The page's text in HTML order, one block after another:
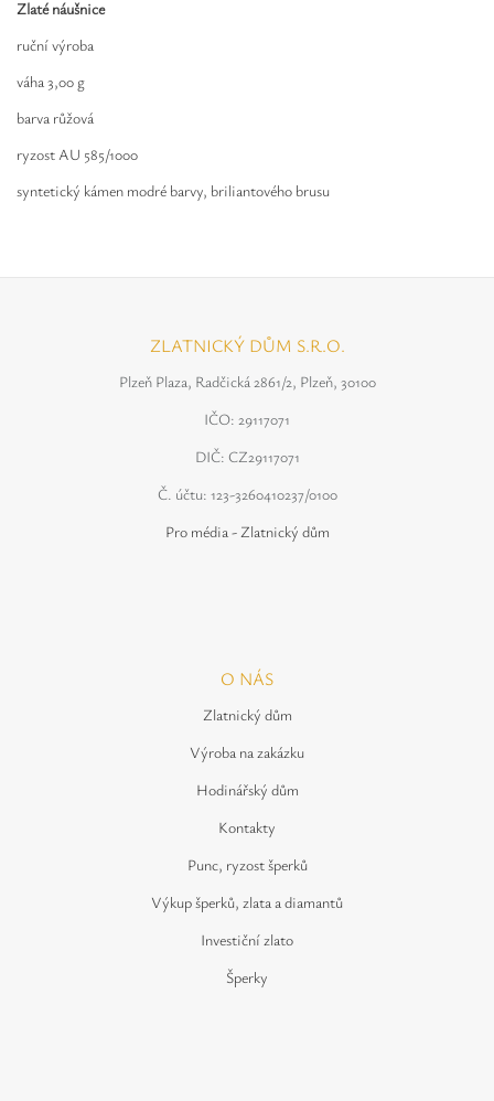
Zlaté náušnice
ruční výroba
váha 3,00 g
barva růžová
ryzost AU 585/1000
syntetický kámen modré barvy, briliantového brusu
ZLATNICKÝ DŮM S.R.O.
Plzeň Plaza, Radčická 2861/2, Plzeň, 30100
IČO: 29117071
DIČ: CZ29117071
Č. účtu: 123-3260410237/0100
Pro média - Zlatnický dům
O NÁS
Zlatnický dům
Výroba na zakázku
Hodinářský dům
Kontakty
Punc, ryzost šperků
Výkup šperků, zlata a diamantů
Investiční zlato
Šperky